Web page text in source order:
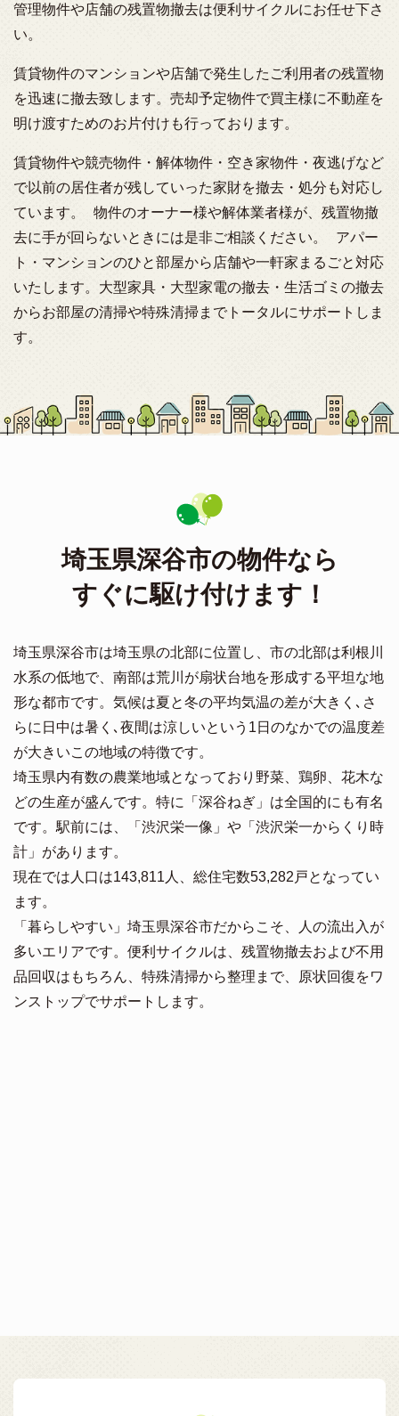
管理物件や店舗の残置物撤去は便利サイクルにお任せ下さ
い。
賃貸物件のマンションや店舗で発生したご利用者の残置物
を迅速に撤去致します。売却予定物件で買主様に不動産を
明け渡すためのお片付けも行っております。
賃貸物件や競売物件・解体物件・空き家物件・夜逃げなど
で以前の居住者が残していった家財を撤去・処分も対応し
ています。 物件のオーナー様や解体業者様が、残置物撤
去に手が回らないときには是非ご相談ください。 アパー
ト・マンションのひと部屋から店舗や一軒家まるごと対応
いたします。大型家具・大型家電の撤去・生活ゴミの撤去
からお部屋の清掃や特殊清掃までトータルにサポートしま
す。
埼玉県深谷市の物件なら
すぐに駆け付けます！
埼玉県深谷市は埼玉県の北部に位置し、市の北部は利根川
水系の低地で、南部は荒川が扇状台地を形成する平坦な地
形な都市です。気候は夏と冬の平均気温の差が大きく､さ
らに日中は暑く､夜間は涼しいという1日のなかでの温度差
が大きいこの地域の特徴です。
埼玉県内有数の農業地域となっており野菜、鶏卵、花木な
どの生産が盛んです。特に「深谷ねぎ」は全国的にも有名
です。駅前には、「渋沢栄一像」や「渋沢栄一からくり時
計」があります。
現在では人口は143,811人、総住宅数53,282戸となってい
ます。
「暮らしやすい」埼玉県深谷市だからこそ、人の流出入が
多いエリアです。便利サイクルは、残置物撤去および不用
品回収はもちろん、特殊清掃から整理まで、原状回復をワ
ンストップでサポートします。